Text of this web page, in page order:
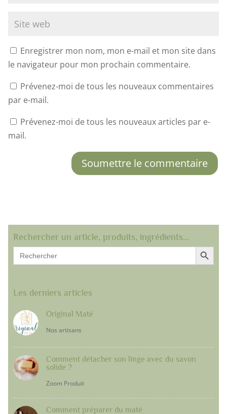
Enregistrer mon nom, mon e-mail et mon site dans
le navigateur pour mon prochain commentaire.
Prévenez-moi de tous les nouveaux commentaires
par e-mail.
Prévenez-moi de tous les nouveaux articles par e-
mail.
Soumettre le commentaire
Rechercher un article, produits, ingrédients…
Search
for:
Search Button
Les derniers articles
Original Maté
Nos artisans
Comment détacher son linge avec du savon
solide ?
Zoom Produit
Comment préparer du maté